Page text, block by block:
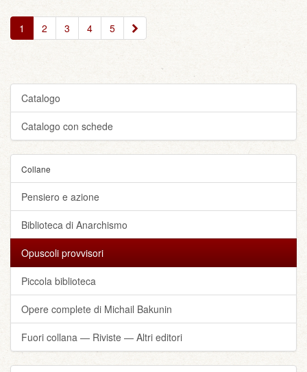
1 2 3 4 5 »
Catalogo
Catalogo con schede
Collane
Pensiero e azione
Biblioteca di Anarchismo
Opuscoli provvisori
Piccola biblioteca
Opere complete di Michail Bakunin
Fuori collana — Riviste — Altri editori